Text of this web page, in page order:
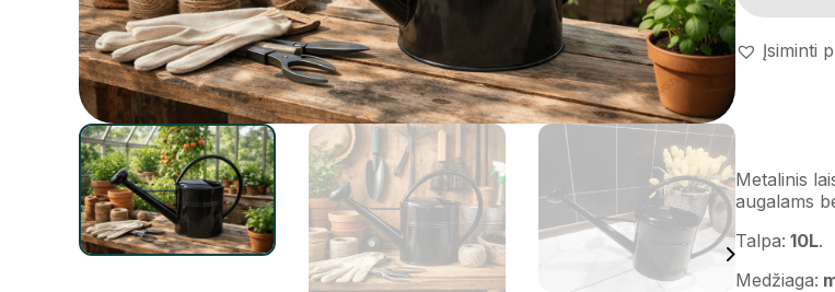
Įsiminti
Metalinis
augalams
Talpa: 10L.
Medžiaga: